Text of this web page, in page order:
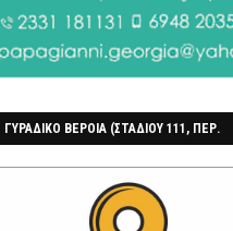
ΓΥΡΑΔΙΚΟ ΒΕΡΟΙΑ (ΣΤΑΔΙΟΥ 111, ΠΕΡ.